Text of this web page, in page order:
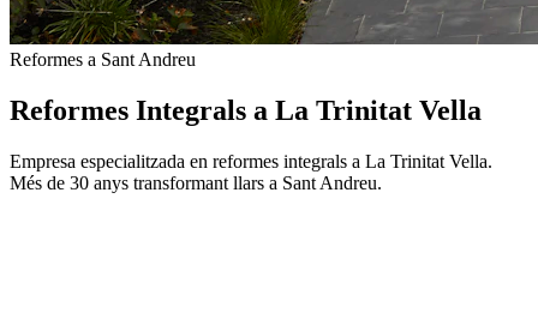
Reformes a Sant Andreu
Reformes Integrals a La Trinitat Vella
Empresa especialitzada en reformes integrals a La Trinitat Vella.
Més de 30 anys transformant llars a Sant Andreu.